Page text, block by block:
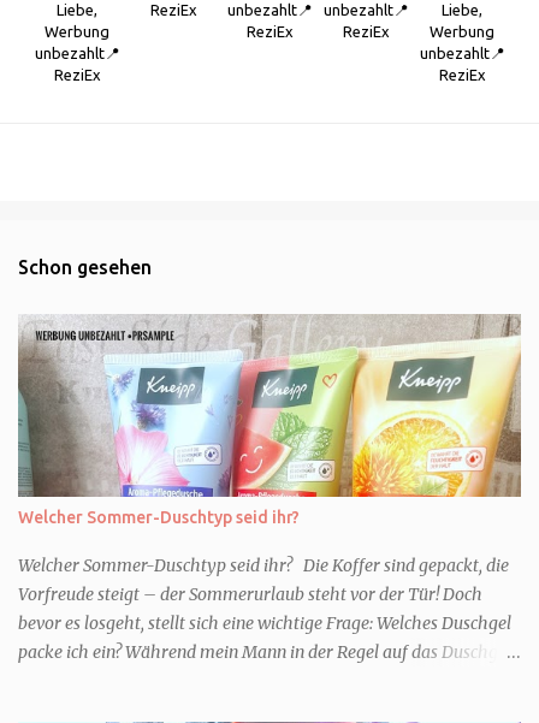
Liebe,
Werbung
unbezahlt📍
ReziEx
ReziEx
unbezahlt📍
ReziEx
unbezahlt📍
ReziEx
Liebe,
Werbung
unbezahlt📍
ReziEx
Schon gesehen
Welcher Sommer-Duschtyp seid ihr?
Welcher Sommer-Duschtyp seid ihr? Die Koffer sind gepackt, die
Vorfreude steigt – der Sommerurlaub steht vor der Tür! Doch
bevor es losgeht, stellt sich eine wichtige Frage: Welches Duschgel
packe ich ein? Während mein Mann in der Regel auf das Duschgel